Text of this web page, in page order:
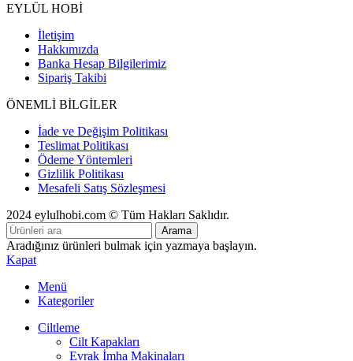
EYLÜL HOBİ
İletişim
Hakkımızda
Banka Hesap Bilgilerimiz
Sipariş Takibi
ÖNEMLİ BİLGİLER
İade ve Değişim Politikası
Teslimat Politikası
Ödeme Yöntemleri
Gizlilik Politikası
Mesafeli Satış Sözleşmesi
2024 eylulhobi.com © Tüm Hakları Saklıdır.
Arama
Aradığınız ürünleri bulmak için yazmaya başlayın.
Kapat
Menü
Kategoriler
Ciltleme
Cilt Kapakları
Evrak İmha Makinaları